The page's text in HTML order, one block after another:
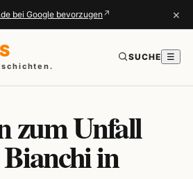
bei Google bevorzugen ↗ ×
SUCHE ☰
zum Unfall
in